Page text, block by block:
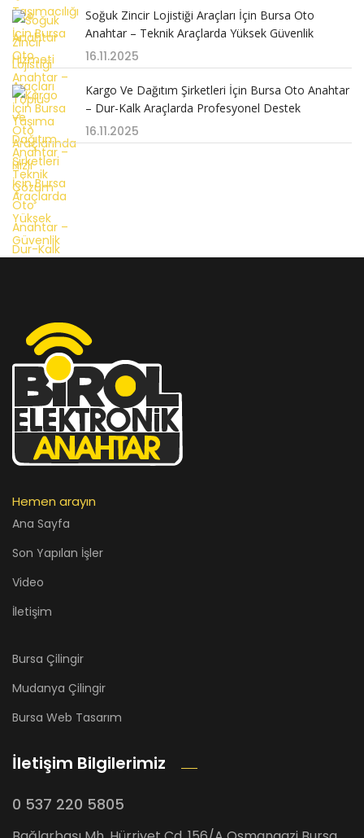
Soğuk Zincir Lojistiği Araçları İçin Bursa Oto
Anahtar – Teknik Araçlarda Yüksek Güvenlik
16.11.2025
Kargo Ve Dağıtım Şirketleri İçin Bursa Oto Anahtar
– Dur-Kalk Araçlarda Profesyonel Destek
16.11.2025
Hemen arayın
Ana Sayfa
Son Yapılan İşler
Video
İletişim
Bursa Çilingir
Mudanya Çilingir
Bursa Web Tasarım
İletişim Bilgilerimiz
0 537 220 5805